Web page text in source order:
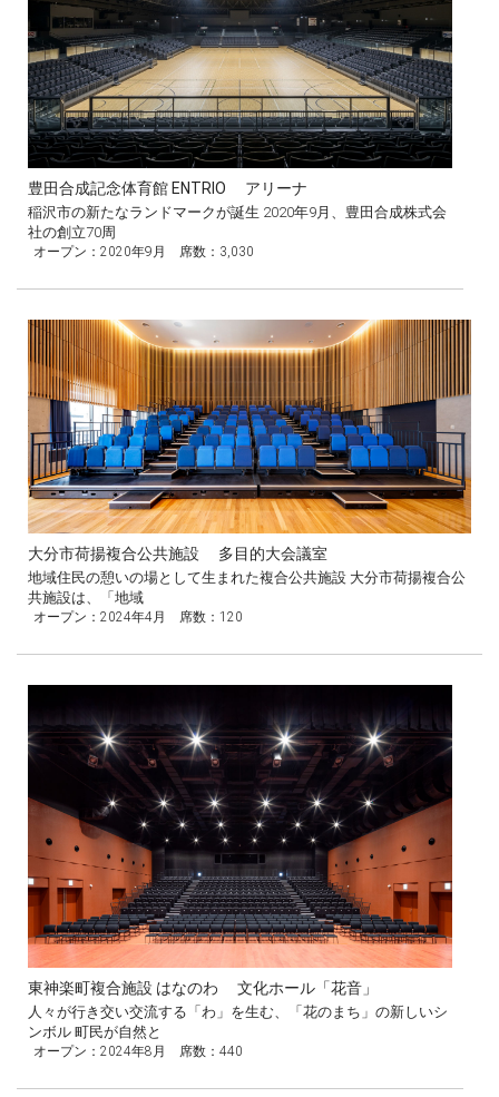
豊田合成記念体育館 ENTRIO アリーナ
稲沢市の新たなランドマークが誕生 2020年9月、豊田合成株式会
社の創立70周
オープン：2020年9月 席数：3,030
大分市荷揚複合公共施設 多目的大会議室
地域住民の憩いの場として生まれた複合公共施設 大分市荷揚複合公
共施設は、「地域
オープン：2024年4月 席数：120
東神楽町複合施設 はなのわ 文化ホール「花音」
人々が行き交い交流する「わ」を生む、「花のまち」の新しいシ
ンボル 町民が自然と
オープン：2024年8月 席数：440